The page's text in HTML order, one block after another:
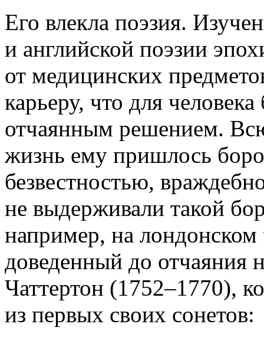
Его влекла поэзия.
и английской поэзии
от медицинских
карьеру, что для
отчаянным решением.
жизнь ему пришлось
безвестностью,
не выдерживали такой
например, на лондонском
доведенный до отчаяния
Чаттертон (1752–1770),
из первых своих сонетов: